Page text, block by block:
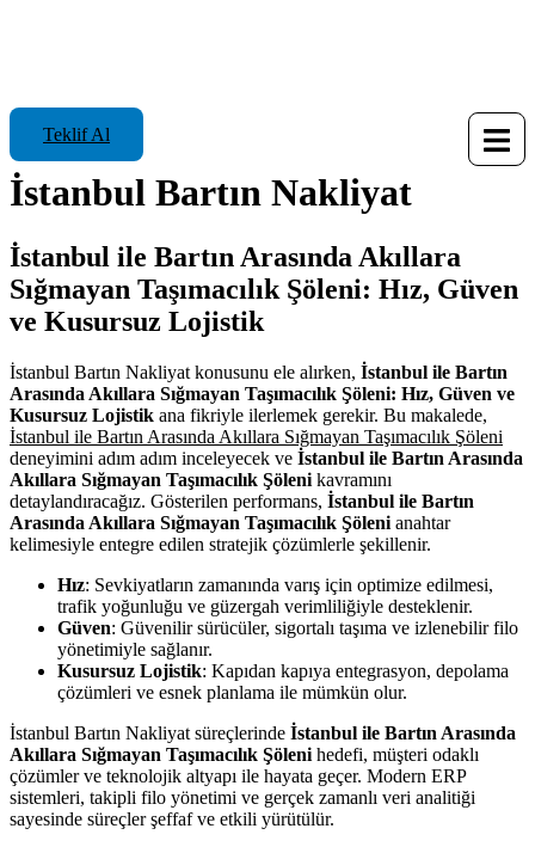
Teklif Al
İstanbul Bartın Nakliyat
İstanbul ile Bartın Arasında Akıllara
Sığmayan Taşımacılık Şöleni: Hız, Güven
ve Kusursuz Lojistik
İstanbul Bartın Nakliyat konusunu ele alırken, İstanbul ile Bartın
Arasında Akıllara Sığmayan Taşımacılık Şöleni: Hız, Güven ve
Kusursuz Lojistik ana fikriyle ilerlemek gerekir. Bu makalede,
İstanbul ile Bartın Arasında Akıllara Sığmayan Taşımacılık Şöleni
deneyimini adım adım inceleyecek ve İstanbul ile Bartın Arasında
Akıllara Sığmayan Taşımacılık Şöleni kavramını
detaylandıracağız. Gösterilen performans, İstanbul ile Bartın
Arasında Akıllara Sığmayan Taşımacılık Şöleni anahtar
kelimesiyle entegre edilen stratejik çözümlerle şekillenir.
Hız: Sevkiyatların zamanında varış için optimize edilmesi,
trafik yoğunluğu ve güzergah verimliliğiyle desteklenir.
Güven: Güvenilir sürücüler, sigortalı taşıma ve izlenebilir filo
yönetimiyle sağlanır.
Kusursuz Lojistik: Kapıdan kapıya entegrasyon, depolama
çözümleri ve esnek planlama ile mümkün olur.
İstanbul Bartın Nakliyat süreçlerinde İstanbul ile Bartın Arasında
Akıllara Sığmayan Taşımacılık Şöleni hedefi, müşteri odaklı
çözümler ve teknolojik altyapı ile hayata geçer. Modern ERP
sistemleri, takipli filo yönetimi ve gerçek zamanlı veri analitiği
sayesinde süreçler şeffaf ve etkili yürütülür.